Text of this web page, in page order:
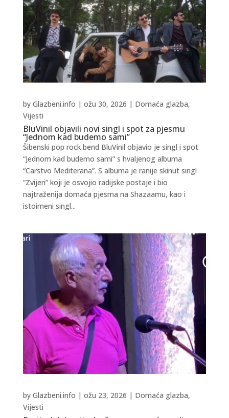
BluVinil objavili novi singl i spot za pjesmu
“Jednom kad budemo sami”
by Glazbeni.info | ožu 30, 2026 | Domaća glazba,
Vijesti
Šibenski pop rock bend BluVinil objavio je singl i spot
“Jednom kad budemo sami” s hvaljenog albuma
“Carstvo Mediterana”. S albuma je ranije skinut singl
“Zvijeri” koji je osvojio radijske postaje i bio
najtraženija domaća pjesma na Shazaamu, kao i
istoimeni singl...
by Glazbeni.info | ožu 23, 2026 | Domaća glazba,
Vijesti